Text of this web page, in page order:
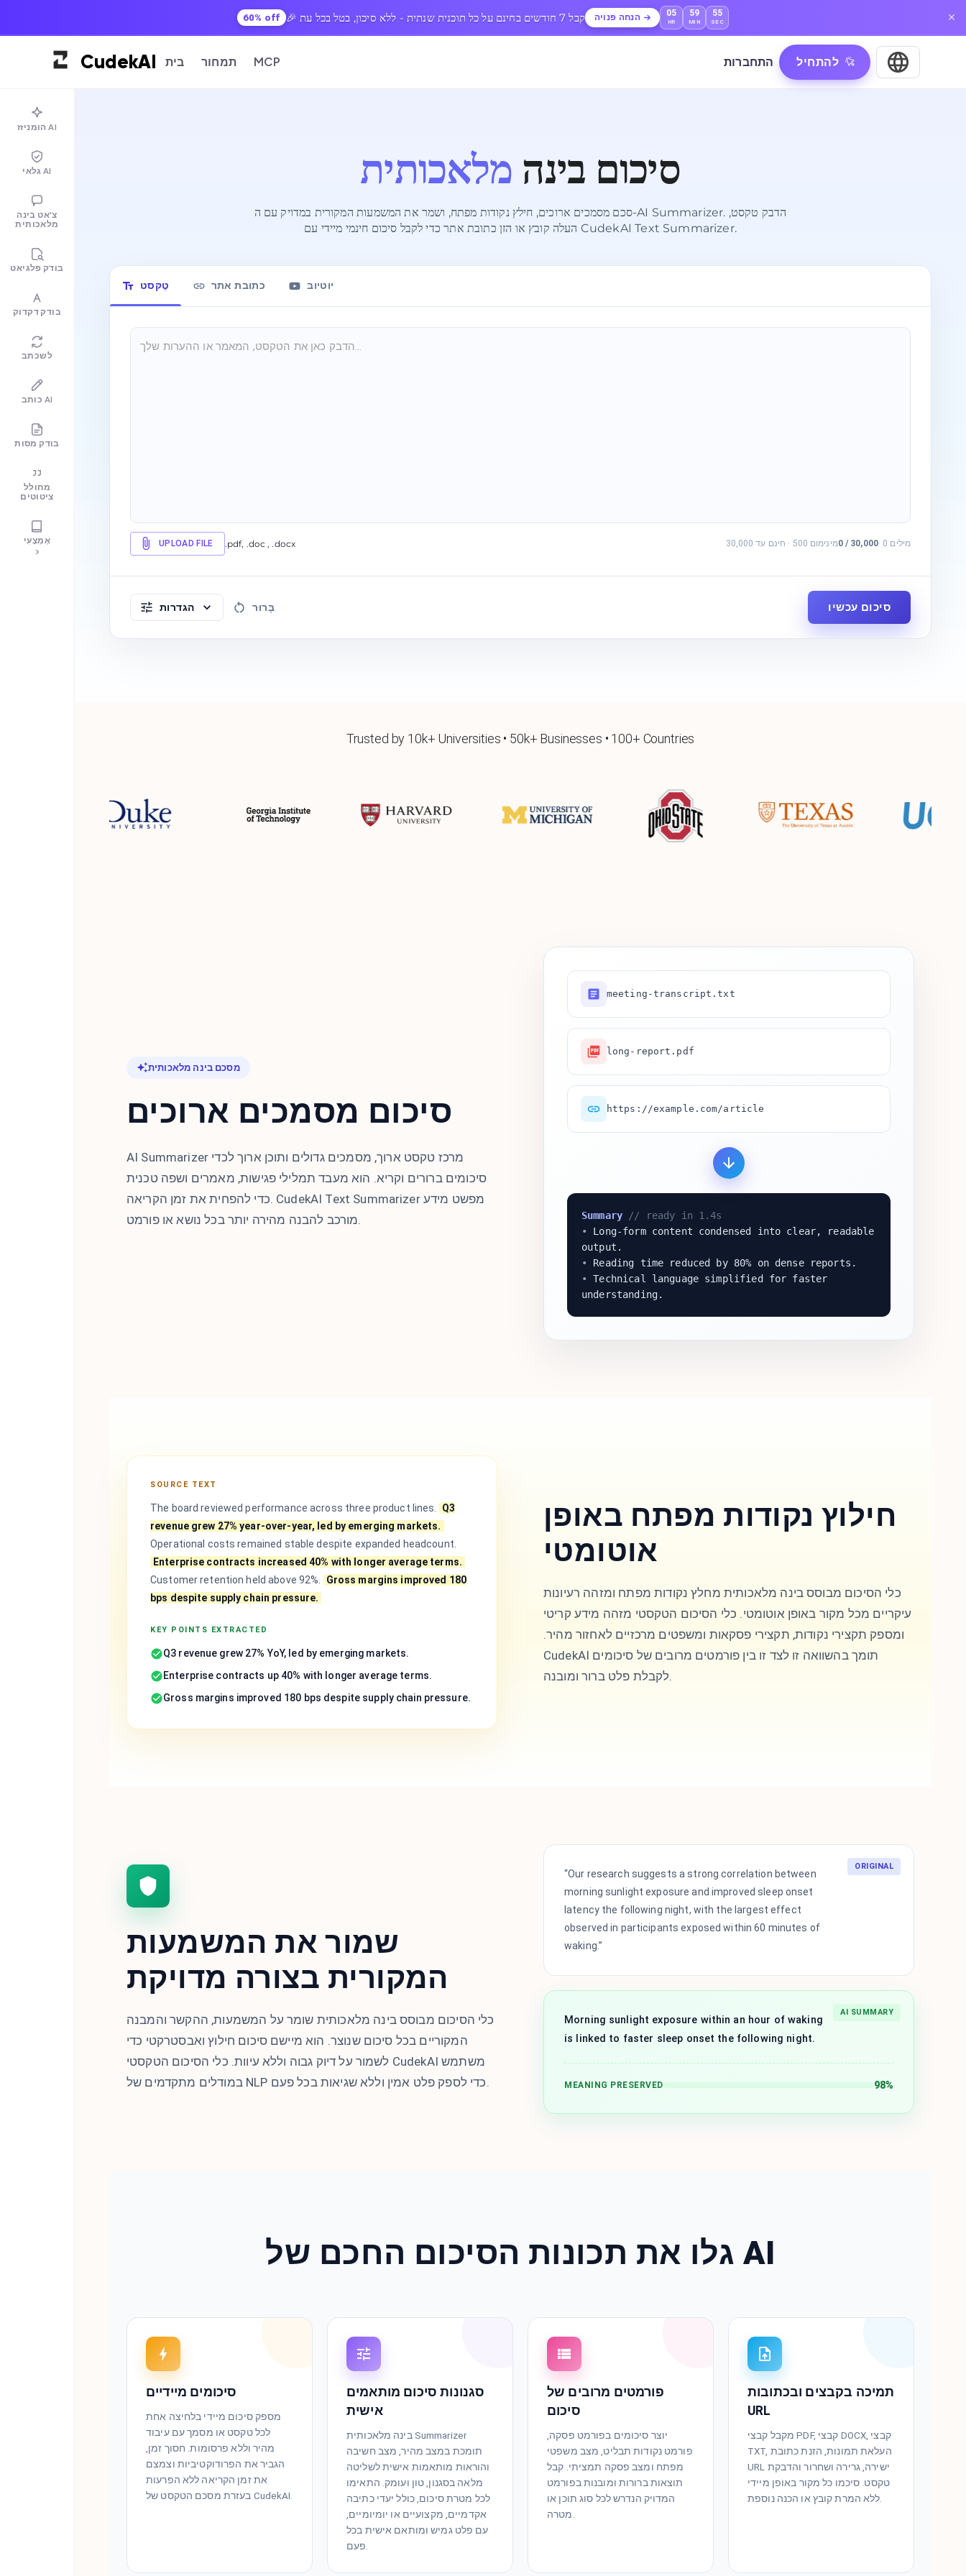
60% off 🎉 קבל 7 חודשים בחינם על כל תוכנית שנתית - ללא סיכון, בטל בכל עת הנחה פנויה 05
HR
59
MIN
54
SEC
CudekAI בית תמחור MCP התחברות להתחיל
הומניזז AI
גלאי AI
צ'אט בינה
מלאכותית
בודק פלגיאט
בודק דקדוק
לשכתב
כותב AI
בודק מסות
מחולל
ציטוטים
אֶמְצָעִי
סיכום בינה מלאכותית
סכם מסמכים ארוכים, חילץ נקודות מפתח, ושמר את המשמעות המקורית במדויק עם ה-AI Summarizer. הדבק טקסט,
העלה קובץ או הזן כתובת אתר כדי לקבל סיכום חינמי מיידי עם CudekAI Text Summarizer.
טֶקסט כתובת אתר יוטיוב
UPLOAD FILE .pdf, .doc , .docx מינימום 500 · חינם עד 30,000 0/ 30,000· 0 מילים
הגדרות בָּרוּר סיכום עכשיו
Trusted by 10k+ Universities • 50k+ Businesses • 100+ Countries
מסכם בינה מלאכותית
סיכום מסמכים ארוכים
AI Summarizer מרכז טקסט ארוך, מסמכים גדולים ותוכן ארוך לכדי
סיכומים ברורים וקריא. הוא מעבד תמלילי פגישות, מאמרים ושפה טכנית
כדי להפחית את זמן הקריאה. CudekAI Text Summarizer מפשט מידע
מורכב להבנה מהירה יותר בכל נושא או פורמט.
meeting-transcript.txt
long-report.pdf
https://example.com/article
Summary // ready in 1.4s
•
Long-form content condensed into clear, readable
output.
•
Reading time reduced by 80% on dense reports.
•
Technical language simplified for faster
understanding.
SOURCE TEXT
The board reviewed performance across three product lines.
Q3
revenue grew 27% year-over-year, led by emerging markets.
Operational costs remained stable despite expanded headcount.
Enterprise contracts increased 40% with longer average terms.
Customer retention held above 92%.
Gross margins improved 180
bps despite supply chain pressure.
KEY POINTS EXTRACTED
Q3 revenue grew 27% YoY, led by emerging markets.
Enterprise contracts up 40% with longer average terms.
Gross margins improved 180 bps despite supply chain pressure.
חילוץ נקודות מפתח באופן
אוטומטי
כלי הסיכום מבוסס בינה מלאכותית מחלץ נקודות מפתח ומזהה רעיונות
עיקריים מכל מקור באופן אוטומטי. כלי הסיכום הטקסטי מזהה מידע קריטי
ומספק תקצירי נקודות, תקצירי פסקאות ומשפטים מרכזיים לאחזור מהיר.
לקבלת פלט ברור ומובנה.
שמור את המשמעות
המקורית בצורה מדויקת
כלי הסיכום מבוסס בינה מלאכותית שומר על המשמעות, ההקשר והמבנה
המקוריים בכל סיכום שנוצר. הוא מיישם סיכום חילוץ ואבסטרקטי כדי
לשמור על דיוק גבוה וללא עיוות. כלי הסיכום הטקסטי CudekAI משתמש
במודלים מתקדמים של NLP כדי לספק פלט אמין וללא שגיאות בכל פעם.
ORIGINAL
“Our research suggests a strong correlation between
morning sunlight exposure and improved sleep onset
latency the following night, with the largest effect
observed in participants exposed within 60 minutes of
waking.”
AI SUMMARY
Morning sunlight exposure within an hour of waking
is linked to faster sleep onset the following night.
MEANING PRESERVED 98%
גלו את תכונות הסיכום החכם של AI
סיכומים מיידיים
מספק סיכום מיידי בלחיצה אחת
לכל טקסט או מסמך עם עיבוד
מהיר וללא פרסומות. חסוך זמן,
הגביר את הפרודוקטיביות וצמצם
את זמן הקריאה ללא הפרעות
בעזרת מסכם הטקסט של CudekAI.
סגנונות סיכום מותאמים
אישית
בינה מלאכותית Summarizer
תומכת במצב מהיר, מצב חשיבה
והוראות מותאמות אישית לשליטה
מלאה בסגנון, טון ועומק. התאימו
לכל מטרת סיכום, כולל יעדי כתיבה
אקדמיים, מקצועיים או יומיומיים,
עם פלט גמיש ומותאם אישית בכל
פורמטים מרובים של
סיכום
יוצר סיכומים בפורמט פסקה,
פורמט נקודות תבליט, מצב משפטי
מפתח ומצב פסקה תמציתי. קבל
תוצאות ברורות ומובנות בפורמט
המדויק הנדרש לכל סוג תוכן או
תמיכה בקבצים ובכתובות
URL
מקבל קבצי PDF, קבצי DOCX, קבצי
TXT, העלאת תמונות, הזנת כתובת
URL ישירה, גרירה ושחרור והדבקת
טקסט. סיכמו כל מקור באופן מיידי